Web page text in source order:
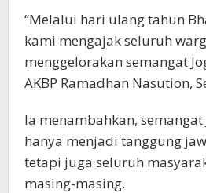
“Melalui hari ulang tahun
kami mengajak seluruh
menggelorakan semangat
AKBP Ramadhan Nasution,
Ia menambahkan,
hanya menjadi tanggung
tetapi juga seluruh
masing-masing.